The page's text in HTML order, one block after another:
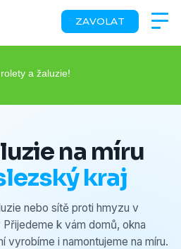
a žaluzie!
ZAVOLAT
na míru
kraj
nebo sítě proti hmyzu v
k vám domů, okna
vyrobíme i namontujeme na míru.